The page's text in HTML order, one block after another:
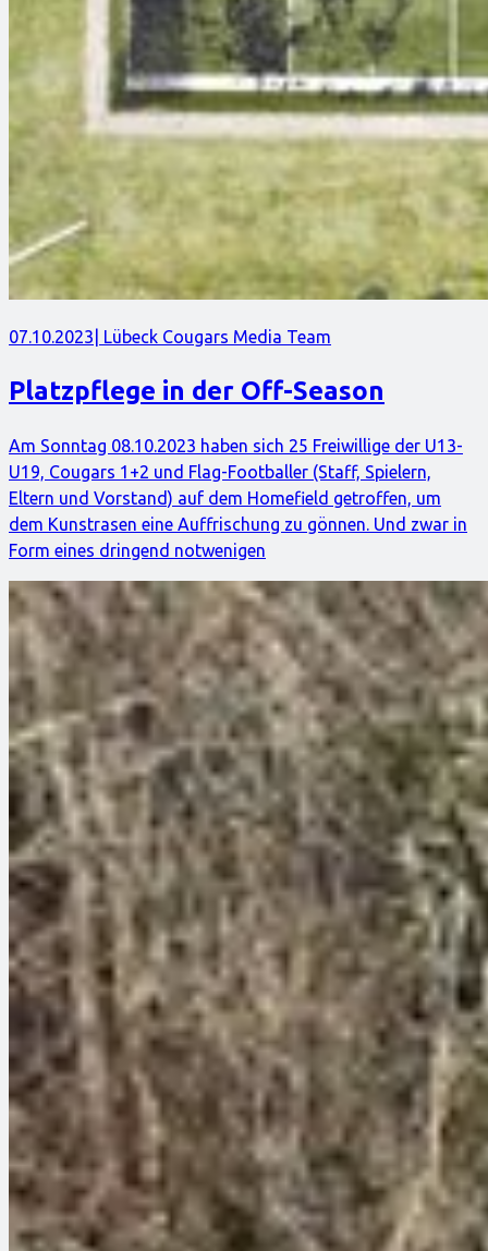
07.10.2023 | Lübeck Cougars Media Team
Platzpflege in der Off-Season
Am Sonntag 08.10.2023 haben sich 25 Freiwillige der U13-
U19, Cougars 1+2 und Flag-Footballer (Staff, Spielern,
Eltern und Vorstand) auf dem Homefield getroffen, um
dem Kunstrasen eine Auffrischung zu gönnen. Und zwar in
Form eines dringend notwenigen